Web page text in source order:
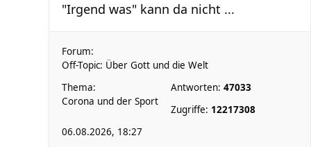
"Irgend was" kann da nicht ...
Forum:
Off-Topic: Über Gott und die Welt
Thema:
Corona und der Sport
Antworten: 47033
Zugriffe: 12217308
06.08.2026, 18:27